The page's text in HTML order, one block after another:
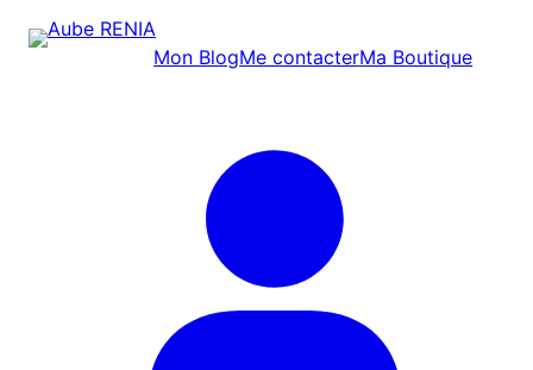
Mon BlogMe contacterMa Boutique